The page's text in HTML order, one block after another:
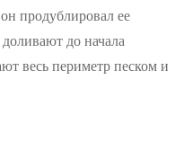
продублировал ее
до начала
весь периметр песком и